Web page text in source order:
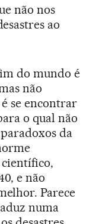
não nos
ao
do mundo é
não
se encontrar
o qual não
da
e não
Parece
numa